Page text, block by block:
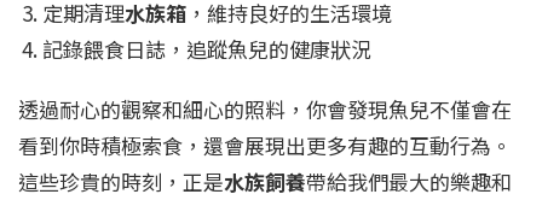
定期清理水族箱 ，維持良好的生活環境
記錄餵食日誌，追蹤魚兒的健康狀況
透過耐心的觀察和細心的照料，你會發現魚兒不僅會在
看到你時積極索食，還會展現出更多有趣的互動行為。
這些珍貴的時刻，正是水族飼養帶給我們最大的樂趣和